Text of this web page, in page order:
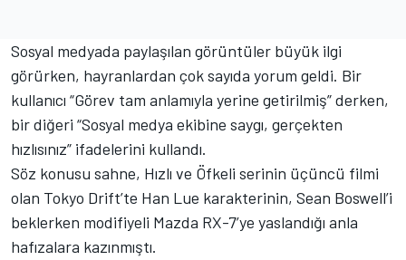
Sosyal medyada paylaşılan görüntüler büyük ilgi
görürken, hayranlardan çok sayıda yorum geldi. Bir
kullanıcı “Görev tam anlamıyla yerine getirilmiş” derken,
bir diğeri “Sosyal medya ekibine saygı, gerçekten
hızlısınız” ifadelerini kullandı.
Söz konusu sahne, Hızlı ve Öfkeli serinin üçüncü filmi
olan Tokyo Drift’te Han Lue karakterinin, Sean Boswell’i
beklerken modifiyeli Mazda RX-7’ye yaslandığı anla
hafızalara kazınmıştı.